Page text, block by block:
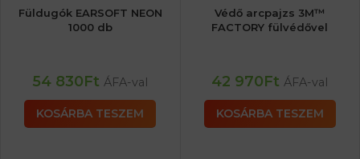
Füldugók EARSOFT NEON
1000 db
54 830Ft ÁFA-val
KOSÁRBA TESZEM
Védő arcpajzs 3M™
FACTORY fülvédővel
42 970Ft ÁFA-val
KOSÁRBA TESZEM